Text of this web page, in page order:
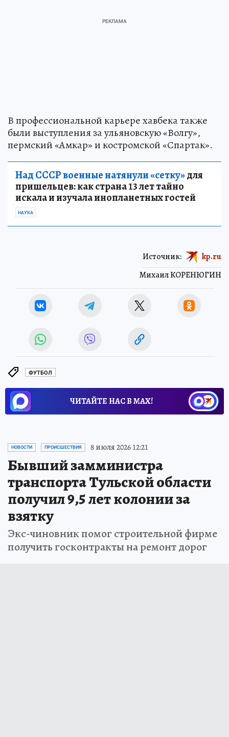
В профессиональной карьере хавбека также
были выступления за ульяновскую «Волгу»,
пермский «Амкар» и костромской «Спартак».
Над СССР военные натянули «сетку»для
пришельцев: как страна 13 лет тайно
искала и изучала инопланетных гостей
НАУКА
Михаил КОРЕНЮГИН
Источник: kp.ru
ФУТБОЛ
ЧИТАЙТЕ НАС В МАХ!
НОВОСТИ ПРОИСШЕСТВИЯ 8 июля 2026 12:21
Бывший замминистра
транспорта Тульской области
получил 9,5 лет колонии за
взятку
Экс-чиновник помог строительной фирме
получить госконтракты на ремонт дорог